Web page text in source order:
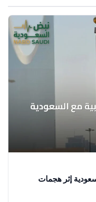
إثر هجمات